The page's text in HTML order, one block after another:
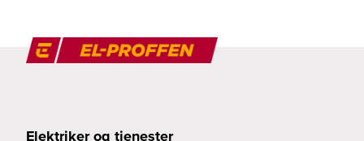
Elektriker og tjenester